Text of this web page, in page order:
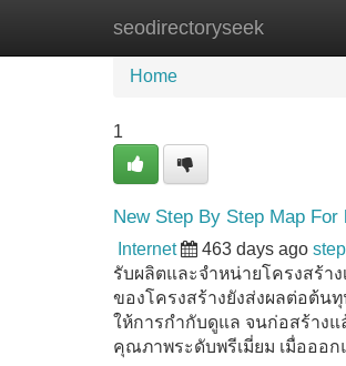
seodirectoryseek
Home New Site
Home
1
New Step By Step Map
Internet 463 days ago
รับผลิตและจำหน่ายโครงสร้า
ของโครงสร้างยังส่งผลต่อต้น
ให้การกำกับดูแล จนก่อสร้าง
คุณภาพระดับพรีเมี่ยม เมื่อออ